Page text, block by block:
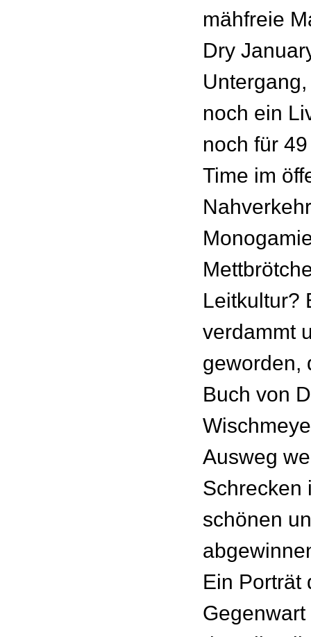
mähfreie
Dry
noch ein
noch für
Time im
Leitkultur?
verdammt
geworden,
Buch von
Ausweg
Schrecken
schönen
Ein Porträt